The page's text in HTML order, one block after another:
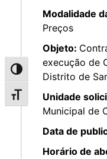
Alternar alto contraste
Alternar tamanho da
Modalidade
Preços
Objeto:
execução de
Distrito de
Unidade
Municipal de
Data de
Horário de